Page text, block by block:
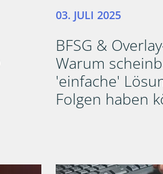
03. JULI 2025
BFSG &
Warum
'einfache'
Folgen haben